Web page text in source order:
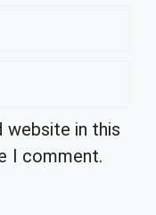
website in this
I comment.